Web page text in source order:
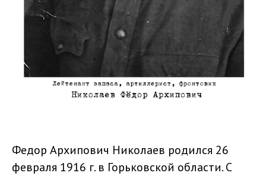
Федор Архипович Николаев родился 26
февраля 1916 г. в Горьковской области. С